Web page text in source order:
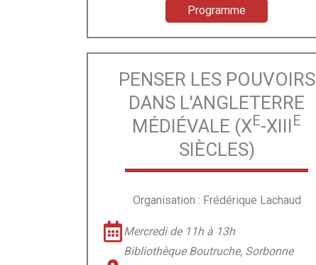
Programme
PENSER LES POUVOIRS
DANS L'ANGLETERRE
MÉDIÉVALE (XE-XIII E
SIÈCLES)
Organisation : Frédérique Lachaud
Mercredi de 11h à 13h
Bibliothèque Boutruche, Sorbonne